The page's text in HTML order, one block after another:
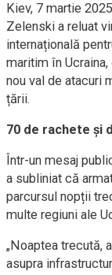
Kiev, 7 martie
Zelenski a reluat
internațională
maritim în
nou val de atacuri
țării.
70 de rachete și
Într-un mesaj
a subliniat că
parcursul nopții
multe regiuni ale
„Noaptea trecută,
asupra